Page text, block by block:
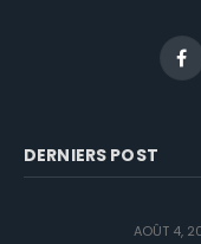
DERNIERS POST
AOÛT 4,